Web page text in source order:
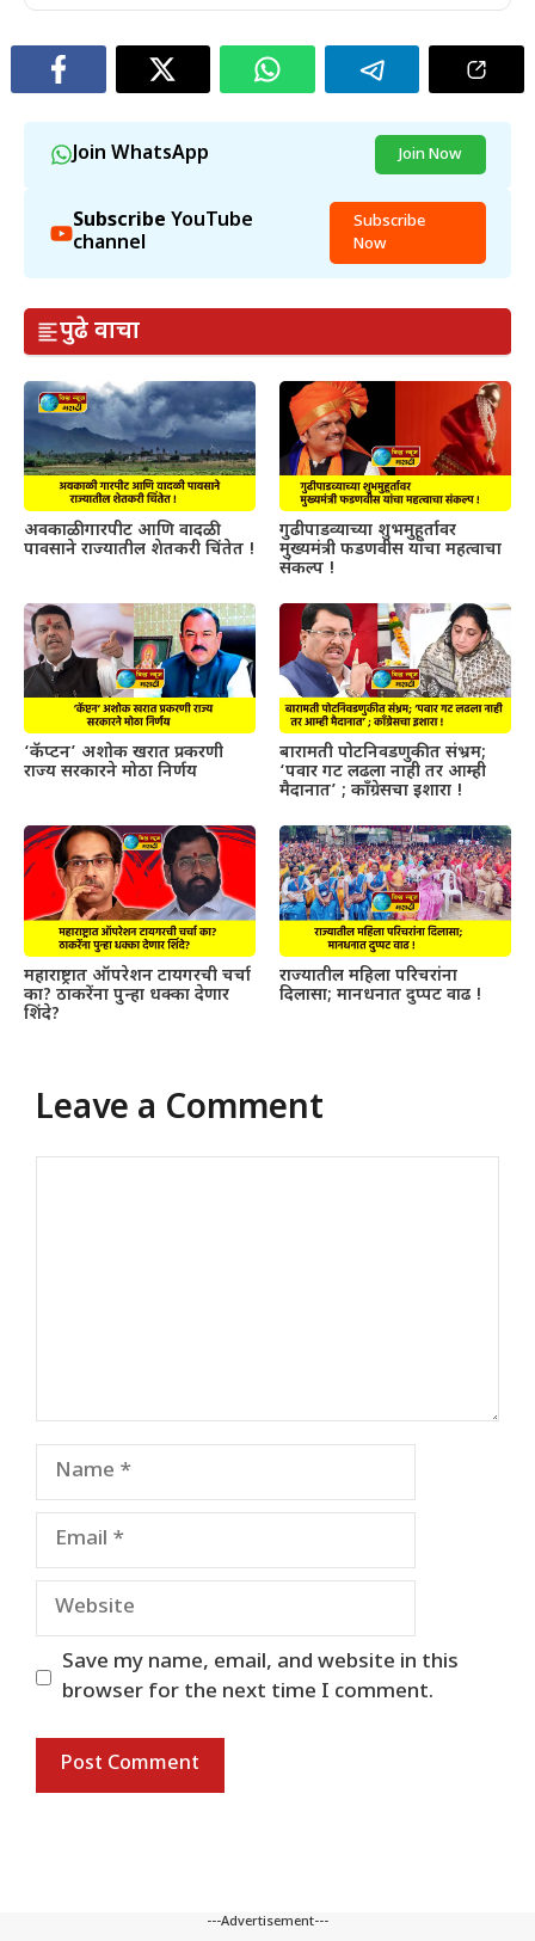
Join WhatsApp Join Now
Subscribe YouTube
channel
Subscribe
Now
पुढे वाचा
अवकाळी गारपीट आणि वादळी
पावसाने राज्यातील शेतकरी चिंतेत !
गुढीपाडव्याच्या शुभमुहूर्तावर
मुख्यमंत्री फडणवीस यांचा महत्वाचा
संकल्प !
‘कॅप्टन’ अशोक खरात प्रकरणी
राज्य सरकारने मोठा निर्णय
बारामती पोटनिवडणुकीत संभ्रम;
‘पवार गट लढला नाही तर आम्ही
मैदानात’ ; काँग्रेसचा इशारा !
महाराष्ट्रात ऑपरेशन टायगरची चर्चा
का? ठाकरेंना पुन्हा धक्का देणार
शिंदे?
राज्यातील महिला परिचरांना
दिलासा; मानधनात दुप्पट वाढ !
Leave a Comment
Name
Email
Website
Save my name, email, and website in this
browser for the next time I comment.
---Advertisement---